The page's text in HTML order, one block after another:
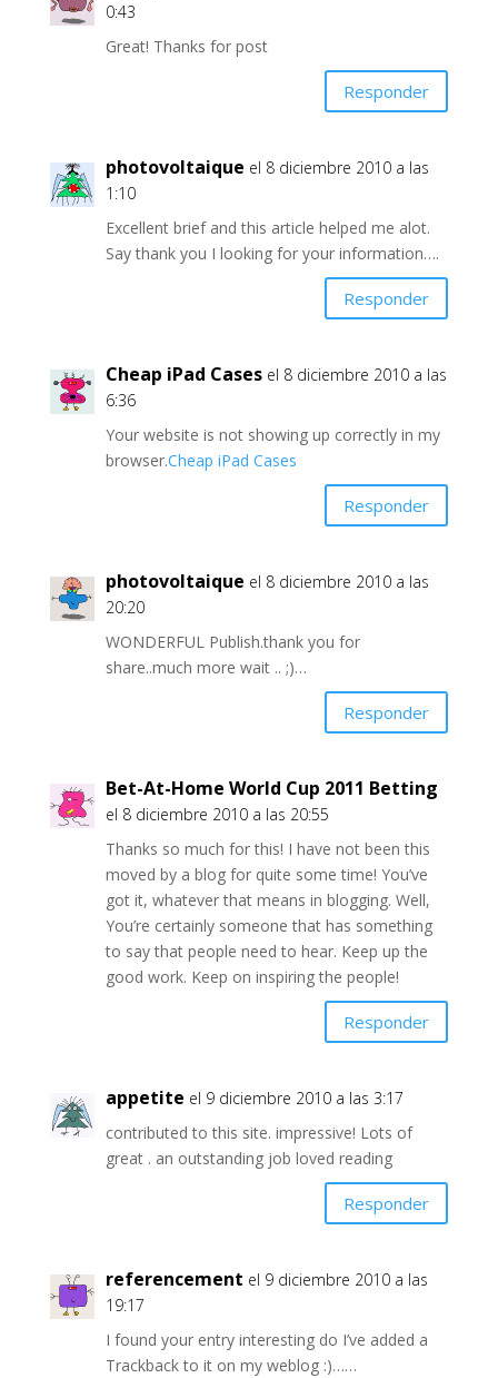
0:43
Great! Thanks for post
Responder
photovoltaique el 8 diciembre 2010 a las
1:10
Excellent brief and this article helped me alot.
Say thank you I looking for your information….
Responder
Cheap iPad Cases el 8 diciembre 2010 a las
6:36
Your website is not showing up correctly in my
browser.Cheap iPad Cases
Responder
photovoltaique el 8 diciembre 2010 a las
20:20
WONDERFUL Publish.thank you for
share..much more wait .. ;)…
Responder
Bet-At-Home World Cup 2011 Betting
el 8 diciembre 2010 a las 20:55
Thanks so much for this! I have not been this
moved by a blog for quite some time! You’ve
got it, whatever that means in blogging. Well,
You’re certainly someone that has something
to say that people need to hear. Keep up the
good work. Keep on inspiring the people!
Responder
appetite el 9 diciembre 2010 a las 3:17
contributed to this site. impressive! Lots of
great . an outstanding job loved reading
Responder
referencement el 9 diciembre 2010 a las
19:17
I found your entry interesting do I’ve added a
Trackback to it on my weblog :)……